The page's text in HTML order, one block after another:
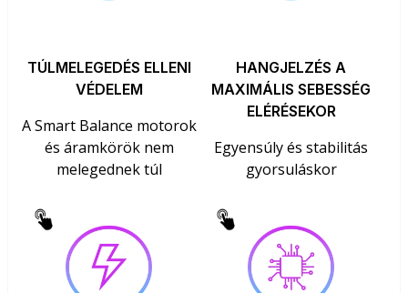
TÚLMELEGEDÉS ELLENI
VÉDELEM
A Smart Balance motorok
és áramkörök nem
melegednek túl
HANGJELZÉS A
MAXIMÁLIS SEBESSÉG
ELÉRÉSEKOR
Egyensúly és stabilitás
gyorsuláskor